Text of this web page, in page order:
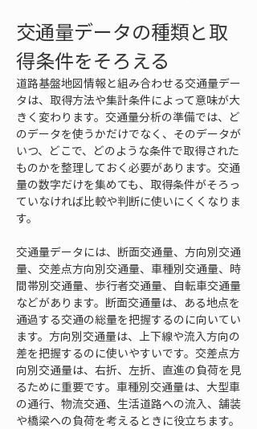
交通量データの種類と取
得条件をそろえる
道路基盤地図情報と組み合わせる交通量デー
タは、取得方法や集計条件によって意味が大
きく変わります。交通量分析の準備では、ど
のデータを使うかだけでなく、そのデータが
いつ、どこで、どのような条件で取得された
ものかを整理しておく必要があります。交通
量の数字だけを集めても、取得条件がそろっ
ていなければ比較や判断に使いにくくなりま
す。
交通量データには、断面交通量、方向別交通
量、交差点方向別交通量、車種別交通量、時
間帯別交通量、歩行者交通量、自転車交通量
などがあります。断面交通量は、ある地点を
通過する交通の総量を把握するのに向いてい
ます。方向別交通量は、上下線や流入方向の
差を把握するのに使いやすいです。交差点方
向別交通量は、右折、左折、直進の負荷を見
るために重要です。車種別交通量は、大型車
の通行、物流交通、生活道路への流入、舗装
や橋梁への負荷を考えるときに役立ちます。